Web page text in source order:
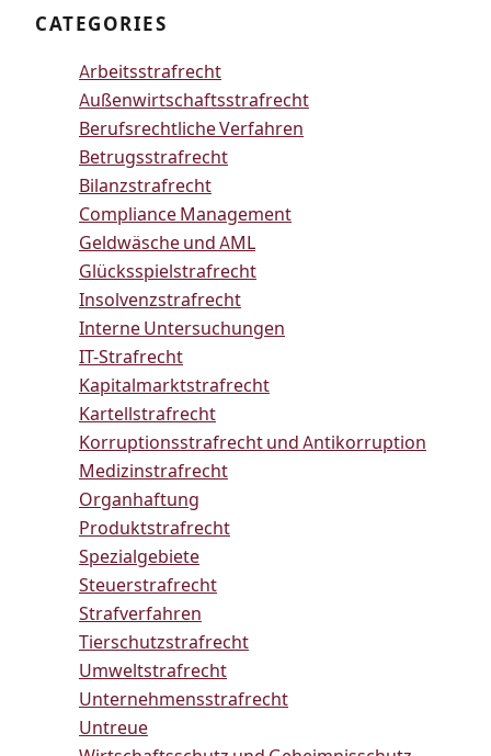
CATEGORIES
Arbeitsstrafrecht
Außenwirtschaftsstrafrecht
Berufsrechtliche Verfahren
Betrugsstrafrecht
Bilanzstrafrecht
Compliance Management
Geldwäsche und AML
Glücksspielstrafrecht
Insolvenzstrafrecht
Interne Untersuchungen
IT-Strafrecht
Kapitalmarktstrafrecht
Kartellstrafrecht
Korruptionsstrafrecht und Antikorruption
Medizinstrafrecht
Organhaftung
Produktstrafrecht
Spezialgebiete
Steuerstrafrecht
Strafverfahren
Tierschutzstrafrecht
Umweltstrafrecht
Unternehmensstrafrecht
Untreue